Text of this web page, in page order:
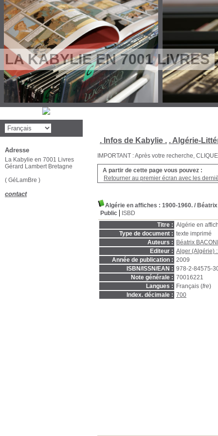
LA KABYLIE EN 7001 LIVRES
. Infos de Kabylie . . Algérie-
IMPORTANT : Après votre recherche,
A partir de cette page vous pouvez :
Retourner au premier écran avec les
Algérie en affiches : 1900-1960. /
Public
ISBD
Titre : Algérie en
Type de document : texte imprimé
Auteurs :
Béatrix
Editeur : Alger (Algérie)
Année de publication : 2009
ISBN/ISSN/EAN : 978-2-84575-
Note générale : 70016221
Langues :
Français (fre)
Index. décimale : 700
Adresse
La Kabylie en 7001 Livres
Gérard Lambert Bretagne
( GéLamBre )
contact